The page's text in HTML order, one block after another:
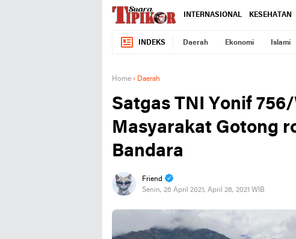
INTERNASIONAL KESEHATAN
INDEKS Daerah Ekonomi Islami
Home › Daerah
Satgas TNI Yonif
Masyarakat Gotong
Bandara
Friend
Senin, 26 April 2021, April 26, 2021 WIB